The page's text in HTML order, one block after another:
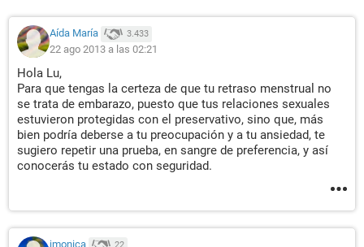
Aída María 3.433
22 ago 2013 a las 02:21
Hola Lu,
Para que tengas la certeza de que tu retraso menstrual no
se trata de embarazo, puesto que tus relaciones sexuales
estuvieron protegidas con el preservativo, sino que, más
bien podría deberse a tu preocupación y a tu ansiedad, te
sugiero repetir una prueba, en sangre de preferencia, y así
conocerás tu estado con seguridad.
jmonica